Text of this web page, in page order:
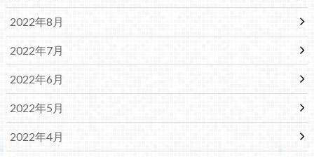
2022年8月
2022年7月
2022年6月
2022年5月
2022年4月